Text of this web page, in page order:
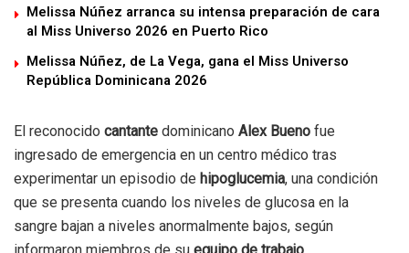
Melissa Núñez arranca su intensa preparación de cara
al Miss Universo 2026 en Puerto Rico
Melissa Núñez, de La Vega, gana el Miss Universo
República Dominicana 2026
El reconocido cantante dominicano Alex Bueno fue
ingresado de emergencia en un centro médico tras
experimentar un episodio de hipoglucemia, una condición
que se presenta cuando los niveles de glucosa en la
sangre bajan a niveles anormalmente bajos, según